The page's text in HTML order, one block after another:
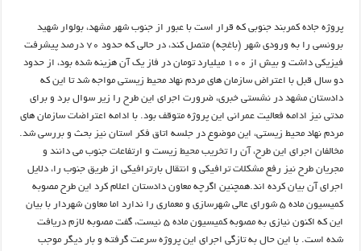
پروژه جاده کمربند جنوبی که قرار است با عبور از جنوب شهر مشهد، بولوار شهید
برونسی را به ورودی شهر (باغچه) متصل کند، در حالی که حدود ۷۰ درصد پیشرفت
فیزیکی داشت و بیش از ۱۰۰ میلیارد تومان در فاز یک آن هزینه شده بود، از حدود
دو سال قبل با اعتراض سازمان های مردم نهاد محیط زیستی مواجه شد تا این که
دادستان مشهد در نشستی خبری، ضرورت اجرای این طرح را زیر سوال برد و برای
مدتی نیز ادامه فعالیت عمرانی این پروژه متوقف بود. با ادامه اعتراضات سازمان های
مردم نهاد محیط زیستی، این موضوع در جلسه اتاق فکر استان نیز بحث و بررسی شد.
مخالفان اجرای این طرح، آن را تخریب محیط زیست و ارتفاعات جنوب می دانند و
مجریان طرح نیز رفع مشکلات ترافیکی و انتقال بارترافیکی از طریق جنوب را، دلایل
اجرای آن بیان کرده اند.همچنین اگرچه معاون دادستان اعلام کرد این طرح مصوبه
کمیسیون ماده ۵ شورای عالی شهرسازی و معماری را ندارد اما معاون شهردار با بیان
این که اکنون نیازی به مصوبه کمیسیون ماده ۵ نیست، گفت مصوبه لازم دریافت
شده است. با این حال به تازگی اجرای این پروژه سرعت گرفته و بار دیگر موجب